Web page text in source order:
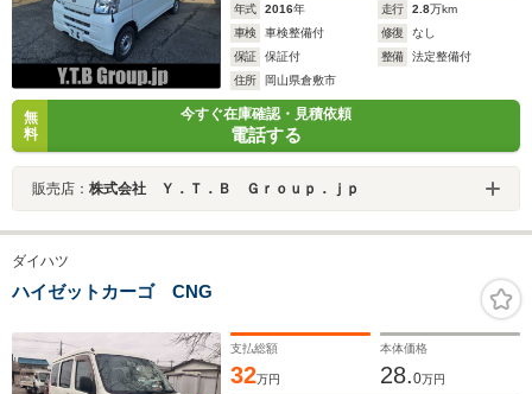
年式 2016年 走行 2.8万km
車検
車検整備付 修復
なし
保証
保証付 整備
法定整備付
住所
岡山県倉敷市
無
料
今すぐ在庫確認・見積依頼
電話する
販売店： 株式会社 Ｙ．Ｔ．Ｂ Ｇｒｏｕｐ．ｊｐ
ダイハツ
ハイゼットカーゴ CNG
支払総額
32万円
本体価格
28.0万円